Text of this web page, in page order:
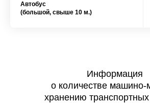
Автобус
(большой, свыше 10 м.)
Информация
о количестве машино-
хранению транспортных